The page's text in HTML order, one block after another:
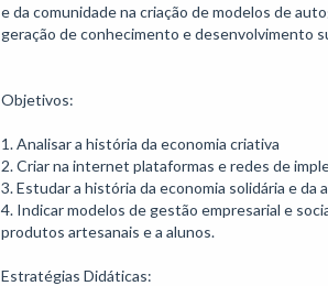
e da comunidade na criação de modelos de
geração de conhecimento e desenvolvimento
Objetivos:
1. Analisar a história da economia criativa
2. Criar na internet plataformas e redes de
3. Estudar a história da economia solidária e
4. Indicar modelos de gestão empresarial e
produtos artesanais e a alunos.
Estratégias Didáticas: